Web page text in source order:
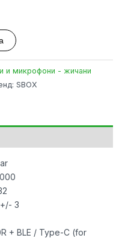
и микрофони - жичани
SBOX
3
+ BLE / Type-C (for